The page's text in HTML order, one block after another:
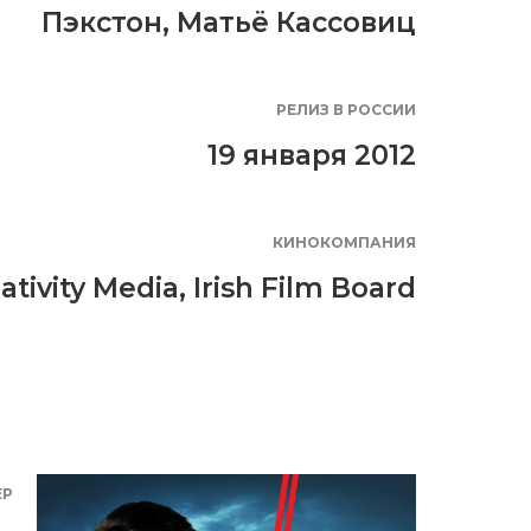
Пэкстон, Матьё Кассовиц
РЕЛИЗ В РОССИИ
19 января 2012
КИНОКОМПАНИЯ
Media, Irish Film Board